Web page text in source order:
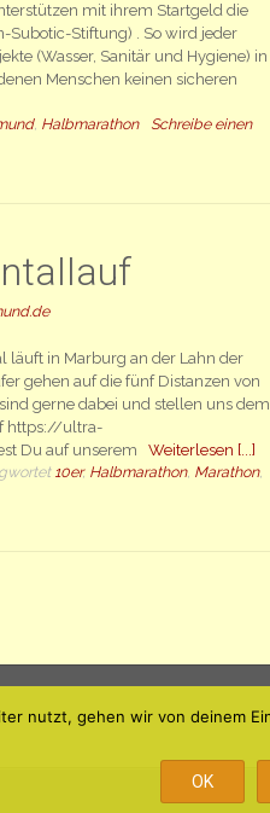
mit ihrem Startgeld die
Subotic-Stiftung) . So wird jeder
(Wasser, Sanitär und Hygiene) in
Menschen keinen sicheren
, Halbmarathon
Schreibe einen
läuft in Marburg an der Lahn der
gehen auf die fünf Distanzen von
gerne dabei und stellen uns dem
https://ultra-
Du auf unseremWeiterlesen [...]
10er, Halbmarathon, Marathon,
nutzt, gehen wir von deinem
OK